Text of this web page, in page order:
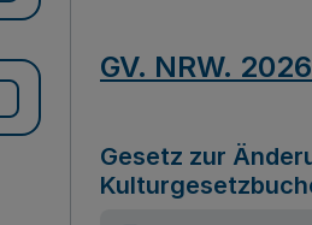
GV. NRW.
Gesetz zur